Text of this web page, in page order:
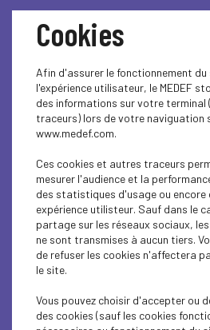
L'IA à la portée
ETI et
Dans le cadre de
Numérique 2023,
plaisir de vous
notre conférence du
29 novembre 2023 à
la Maison de
Cookies
Afin d'assurer le fonctionnement
l'expérience utilisateur, le MEDEF
des informations sur votre terminal
traceurs) lors de votre naviguation
www.medef.com.
Ces cookies et autres traceurs
mesurer l'audience et la
des statistiques d'usage ou
expérience utilisteur. Sauf dans le
partage sur les réseaux sociaux,
ne sont transmises à aucun tiers.
de refuser les cookies n'affectera
le site.
Vous pouvez choisir d'accepter ou
des cookies (sauf les cookies